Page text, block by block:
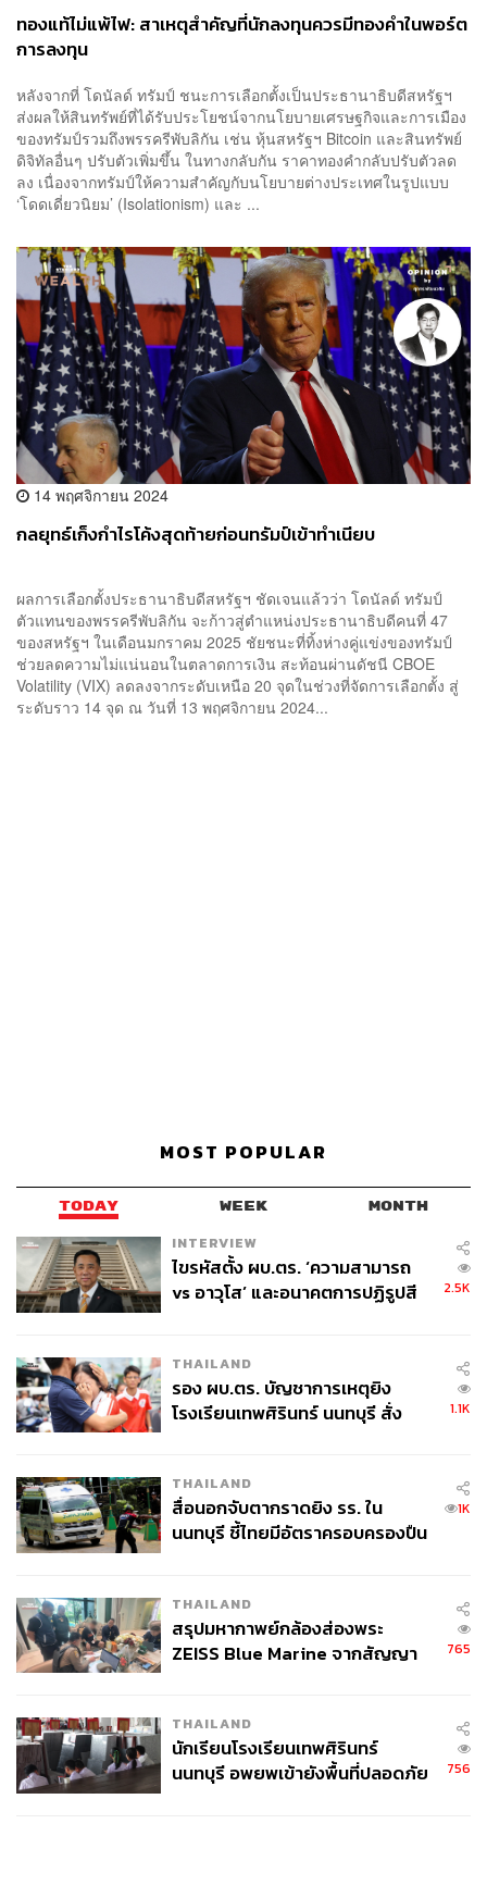
ทองแท้ไม่แพ้ไฟ: สาเหตุสำคัญที่นักลงทุนควรมีทองคำในพอร์ต
การลงทุน
หลังจากที่ โดนัลด์ ทรัมป์ ชนะการเลือกตั้งเป็นประธานาธิบดีสหรัฐฯ
ส่งผลให้สินทรัพย์ที่ได้รับประโยชน์จากนโยบายเศรษฐกิจและการเมือง
ของทรัมป์รวมถึงพรรครีพับลิกัน เช่น หุ้นสหรัฐฯ Bitcoin และสินทรัพย์
ดิจิทัลอื่นๆ ปรับตัวเพิ่มขึ้น ในทางกลับกัน ราคาทองคำกลับปรับตัวลด
ลง เนื่องจากทรัมป์ให้ความสำคัญกับนโยบายต่างประเทศในรูปแบบ
‘โดดเดี่ยวนิยม’ (Isolationism) และ ...
14 พฤศจิกายน 2024
กลยุทธ์เก็งกำไรโค้งสุดท้ายก่อนทรัมป์เข้าทำเนียบ
ผลการเลือกตั้งประธานาธิบดีสหรัฐฯ ชัดเจนแล้วว่า โดนัลด์ ทรัมป์
ตัวแทนของพรรครีพับลิกัน จะก้าวสู่ตำแหน่งประธานาธิบดีคนที่ 47
ของสหรัฐฯ ในเดือนมกราคม 2025 ชัยชนะที่ทิ้งห่างคู่แข่งของทรัมป์
ช่วยลดความไม่แน่นอนในตลาดการเงิน สะท้อนผ่านดัชนี CBOE
Volatility (VIX) ลดลงจากระดับเหนือ 20 จุดในช่วงที่จัดการเลือกตั้ง สู่
ระดับราว 14 จุด ณ วันที่ 13 พฤศจิกายน 2024...
MOST POPULAR
TODAY WEEK MONTH
INTERVIEW
ไขรหัสตั้ง ผบ.ตร. ‘ความสามารถ
vs อาวุโส’ และอนาคตการปฏิรูปสี
2.5K
THAILAND
รอง ผบ.ตร. บัญชาการเหตุยิง
โรงเรียนเทพศิรินทร์ นนทบุรี สั่ง
1.1K
THAILAND
สื่อนอกจับตากราดยิง รร. ใน
นนทบุรี ชี้ไทยมีอัตราครอบครองปืน
1K
THAILAND
สรุปมหากาพย์กล้องส่องพระ
ZEISS Blue Marine จากสัญญา
จ่ายหนี้-แอบระบุแบรนด์
765
THAILAND
นักเรียนโรงเรียนเทพศิรินทร์
นนทบุรี อพยพเข้ายังพื้นที่ปลอดภัย
756